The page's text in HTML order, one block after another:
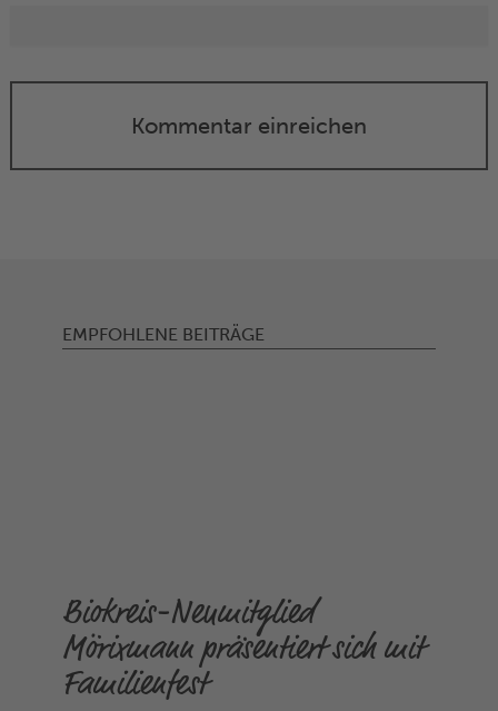
Kommentar einreichen
EMPFOHLENE BEITRÄGE
Biokreis-Neumitglied
Mörixmann präsentiert sich mit
Familienfest